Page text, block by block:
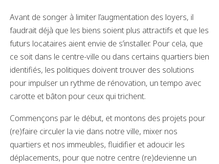
Avant de songer à limiter l’augmentation des loyers, il
faudrait déjà que les biens soient plus attractifs et que les
futurs locataires aient envie de s’installer. Pour cela, que
ce soit dans le centre-ville ou dans certains quartiers bien
identifiés, les politiques doivent trouver des solutions
pour impulser un rythme de rénovation, un tempo avec
carotte et bâton pour ceux qui trichent.
Commençons par le début, et montons des projets pour
(re)faire circuler la vie dans notre ville, mixer nos
quartiers et nos immeubles, fluidifier et adoucir les
déplacements, pour que notre centre (re)devienne un